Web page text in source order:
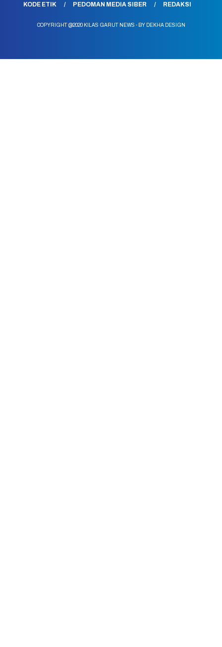
KODE ETIK PEDOMAN MEDIA SIBER REDAKSI
COPYRIGHT @2020 KILAS GARUT NEWS - BY DEKHA DESIGN